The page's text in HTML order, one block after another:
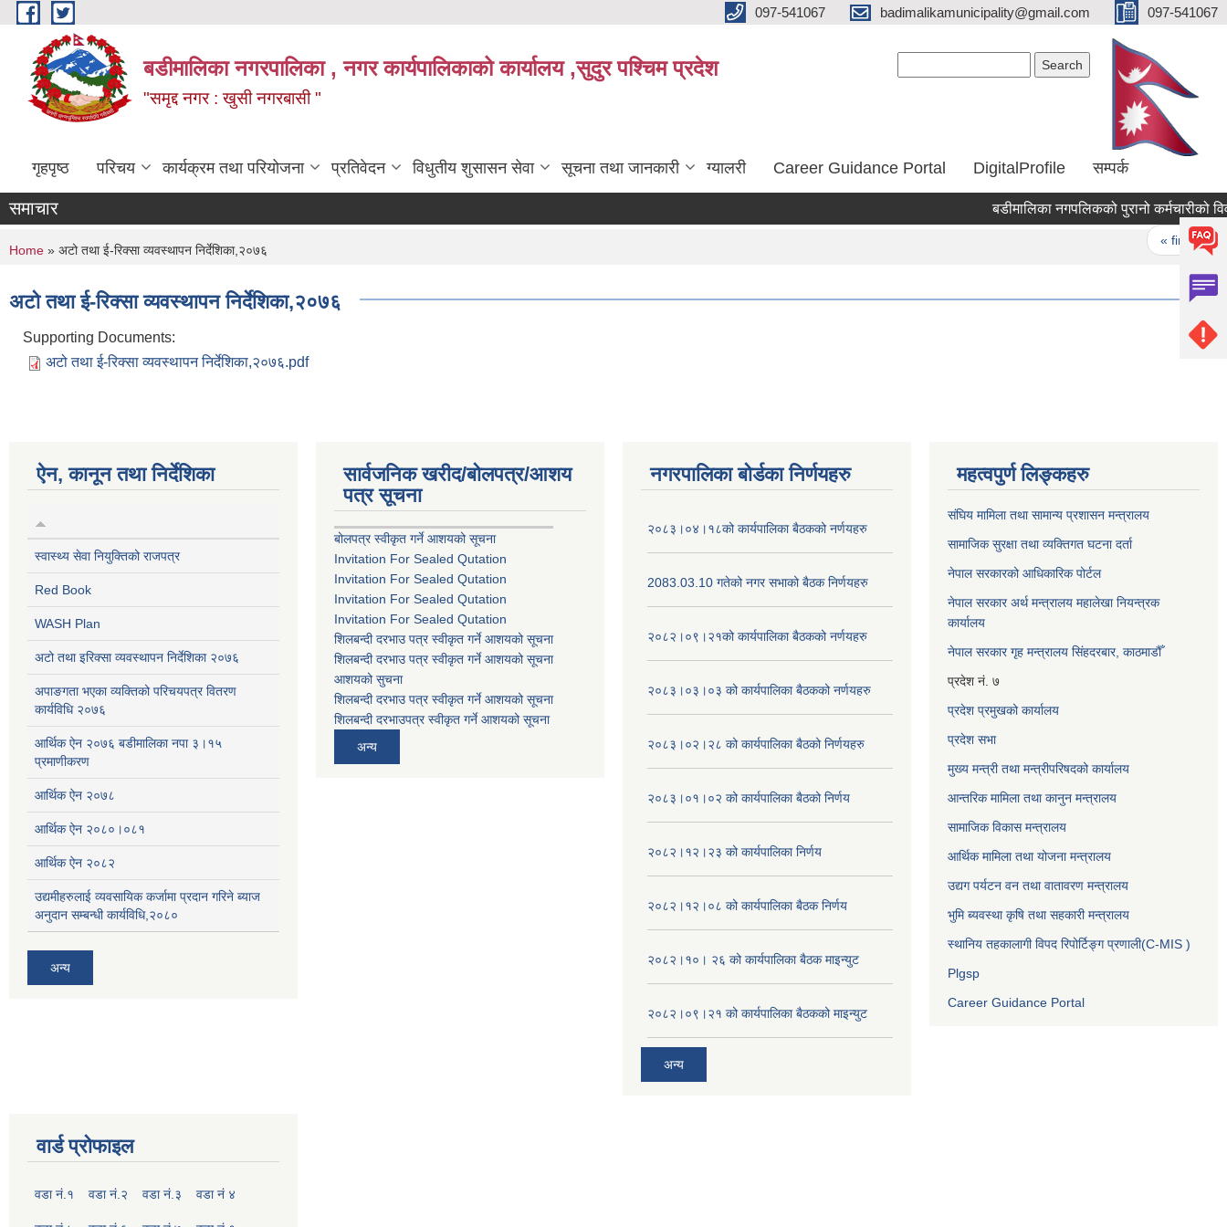
Skip to main content 097-541067 badimalikamunicipality@gmail.com 097-541067
बडीमालिका नगरपालिका , नगर कार्यपालिकाको कार्यालय ,सुदुर पश्चिम प्रदेश
"समृद्द नगर : खुसी नगरबासी "
गृहपृष्ठ परिचय कार्यक्रम तथा परियोजना प्रतिवेदन विधुतीय शुसासन सेवा सूचना तथा जानकारी ग्यालरी Career Guidance Portal DigitalProfile सम्पर्क
समाचार बडीमालिका नगपलिकको पुरानो कर्मचारीको विवरण
« first
You are here
Home » अटो तथा ई-रिक्सा व्यवस्थापन निर्देशिका,२०७६
अटो तथा ई-रिक्सा व्यवस्थापन निर्देशिका,२०७६
Supporting Documents:
अटो तथा ई-रिक्सा व्यवस्थापन निर्देशिका,२०७६.pdf
ऐन, कानून तथा निर्देशिका
स्वास्थ्य सेवा नियुक्तिको राजपत्र
Red Book
WASH Plan
अटो तथा इरिक्सा व्यवस्थापन निर्देशिका २०७६
अपाङगता भएका व्यक्तिको परिचयपत्र वितरण
कार्यविधि २०७६
आर्थिक ऐन २०७६ बडीमालिका नपा ३।१५
प्रमाणीकरण
आर्थिक ऐन २०७८
आर्थिक ऐन २०८०।०८१
आर्थिक ऐन २०८२
उद्यमीहरुलाई व्यवसायिक कर्जामा प्रदान गरिने ब्याज
अनुदान सम्बन्धी कार्यविधि,२०८०
अन्य
सार्वजनिक खरीद/बोलपत्र/आशय
पत्र सूचना
बोलपत्र स्वीकृत गर्ने आशयको सूचना
Invitation For Sealed Qutation
Invitation For Sealed Qutation
Invitation For Sealed Qutation
Invitation For Sealed Qutation
शिलबन्दी दरभाउ पत्र स्वीकृत गर्ने आशयको सूचना
शिलबन्दी दरभाउ पत्र स्वीकृत गर्ने आशयको सूचना
आशयको सुचना
शिलबन्दी दरभाउ पत्र स्वीकृत गर्ने आशयको सूचना
शिलबन्दी दरभाउपत्र स्वीकृत गर्ने आशयको सूचना
अन्य
नगरपालिका बोर्डका निर्णयहरु
२०८३।०४।१८को कार्यपालिका बैठकको नर्णयहरु
2083.03.10 गतेको नगर सभाको बैठक निर्णयहरु
२०८२।०९।२१को कार्यपालिका बैठकको नर्णयहरु
२०८३।०३।०३ को कार्यपालिका बैठकको नर्णयहरु
२०८३।०२।२८ को कार्यपालिका बैठको निर्णयहरु
२०८३।०१।०२ को कार्यपालिका बैठको निर्णय
२०८२।१२।२३ को कार्यपालिका निर्णय
२०८२।१२।०८ को कार्यपालिका बैठक निर्णय
२०८२।१०। २६ को कार्यपालिका बैठक माइन्युट
२०८२।०९।२१ को कार्यपालिका बैठकको माइन्युट
अन्य
महत्वपुर्ण लिङ्कहरु
संघिय मामिला तथा सामान्य प्रशासन मन्त्रालय
सामाजिक सुरक्षा तथा व्यक्तिगत घटना दर्ता
नेपाल सरकारको आधिकारिक पोर्टल
नेपाल सरकार अर्थ मन्त्रालय महालेखा नियन्त्रक
कार्यालय
नेपाल सरकार गृह मन्त्रालय सिंहदरबार, काठमाडौँ
प्रदेश नं. ७
प्रदेश प्रमुखको कार्यालय
प्रदेश सभा
मुख्य मन्त्री तथा मन्त्रीपरिषदको कार्यालय
आन्तरिक मामिला तथा कानुन मन्त्रालय
सामाजिक विकास मन्त्रालय
आर्थिक मामिला तथा योजना मन्त्रालय
उद्यग पर्यटन वन तथा वातावरण मन्त्रालय
भुमि ब्यवस्था कृषि तथा सहकारी मन्त्रालय
स्थानिय तहकालागी विपद रिपोर्टिङ्ग प्रणाली(C-MIS )
Plgsp
Career Guidance Portal
वार्ड प्रोफाइल
वडा नं.१ वडा नं.२ वडा नं.३ वडा नं ४